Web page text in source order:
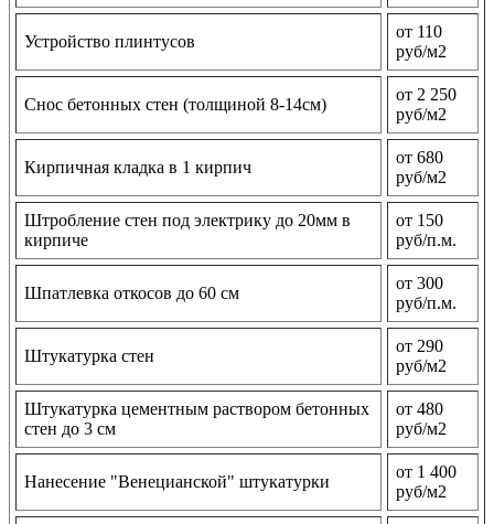
Устройство плинтусов
от 110
руб/м2
Снос бетонных стен (толщиной 8-14см)
от 2 250
руб/м2
Кирпичная кладка в 1 кирпич
от 680
руб/м2
Штробление стен под электрику до 20мм в
кирпиче
от 150
руб/п.м.
Шпатлевка откосов до 60 см
от 300
руб/п.м.
Штукатурка стен
от 290
руб/м2
Штукатурка цементным раствором бетонных
стен до 3 см
от 480
руб/м2
Нанесение "Венецианской" штукатурки
от 1 400
руб/м2